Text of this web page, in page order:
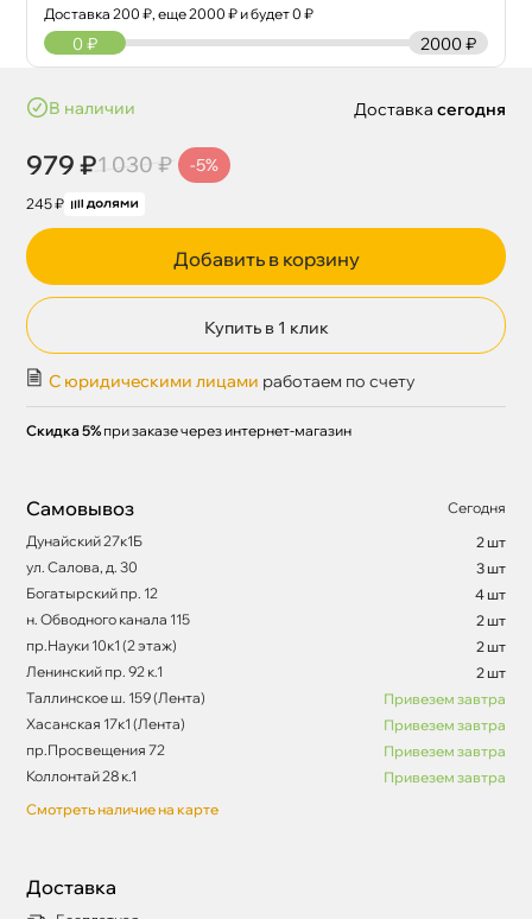
Доставка200 ₽, еще2000 ₽ и будет 0 ₽
2000 ₽
0 ₽
наличии
979 ₽1 030 ₽ -5%
245 ₽
Доставка сегодня
Добавить в корзину
Купить в 1 клик
С юридическими лицами работаем по счету
Скидка 5% при заказе через интернет-магазин
Самовывоз
Сегодня
Дунайский 27к1Б
2 шт
ул. Салова, д. 30
3 шт
Богатырский пр. 12
4 шт
н. Обводного канала 115
2 шт
пр.Науки 10к1 (2 этаж)
2 шт
Ленинский пр. 92 к.1
2 шт
Таллинское ш. 159 (Лента)
Привезем завтра
Хасанская 17к1 (Лента)
Привезем завтра
пр.Просвещения 72
Привезем завтра
Коллонтай 28 к.1
Привезем завтра
Смотреть наличие на карте
Доставка